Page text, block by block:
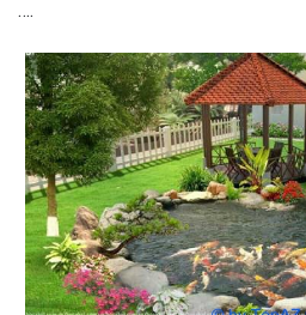
….